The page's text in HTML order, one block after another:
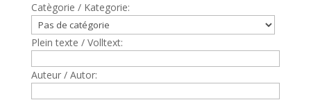
Catègorie / Kategorie:
Plein texte / Volltext:
Auteur / Autor: